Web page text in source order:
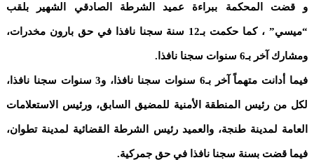
و قضت المحكمة ببراءة عميد الشرطة الصادقي الشهير بلقب
“ميسي” ، كما حكمت بـ12 سنة سجنا نافذا في حق بارون مخدرات،
ومشارك آخر بـ6 سنوات سجنا نافذا.
فيما أدانت متهماً آخر بـ6 سنوات سجنا نافذا، و3 سنوات سجنا نافذا،
لكل من رئيس المنطقة الأمنية للمضيق السابق، ورئيس الاستعلامات
العامة لمدينة طنجة، والعميد رئيس الشرطة القضائية لمدينة تطوان،
فيما قضت بسنة سجنا نافذا في حق جمركية.